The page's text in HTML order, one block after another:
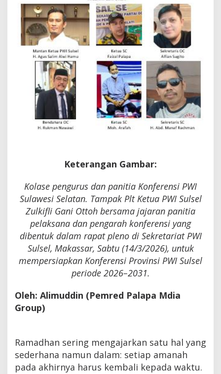
Keterangan Gambar:
Kolase pengurus dan panitia Konferensi PWI
Sulawesi Selatan. Tampak Plt Ketua PWI Sulsel
Zulkifli Gani Ottoh bersama jajaran panitia
pelaksana dan pengarah konferensi yang
dibentuk dalam rapat pleno di Sekretariat PWI
Sulsel, Makassar, Sabtu (14/3/2026), untuk
mempersiapkan Konferensi Provinsi PWI Sulsel
periode 2026–2031.
Oleh: Alimuddin (Pemred Palapa Mdia
Group)
Ramadhan sering mengajarkan satu hal yang
sederhana namun dalam: setiap amanah
pada akhirnya harus kembali kepada waktu.